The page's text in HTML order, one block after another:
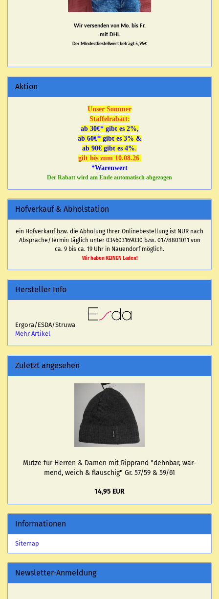
Wir versenden von Mo. bis Fr.
mit DHL
Der Mindestbestellwert beträgt 5,95€
Aktion
Unser Sommer
Staffelrabatt:
ab 30€* gibt es 2%,
ab 60€* gibt es 3% &
ab 90€ gibt es 4%.
gilt bis zum 10.08.26
*Warenwert
Der Rabatt wird am Ende automatisch abgezogen
Hofverkauf & Abholstation
ein Hofverkauf bzw. die Abholung Ihrer Onlinebestellung ist NUR nach
Absprache/Termin täglich unter 034603169030 bzw. 01778801011 von
ca. 9 bis ca. 19 Uhr in Nauendorf möglich.
Wir haben KEINEN Laden!
Hersteller Info
Ergora/ESDA/Struwa
Mehr Artikel
Zuletzt angesehen
Mütze für Her­ren & Damen mit Ripp­rand "dehn­bar, wär­
mend, weich & flau­schig" Gr. 57/59 & 59/61
14,95 EUR
Informationen
Sitemap
Newsletter-Anmeldung